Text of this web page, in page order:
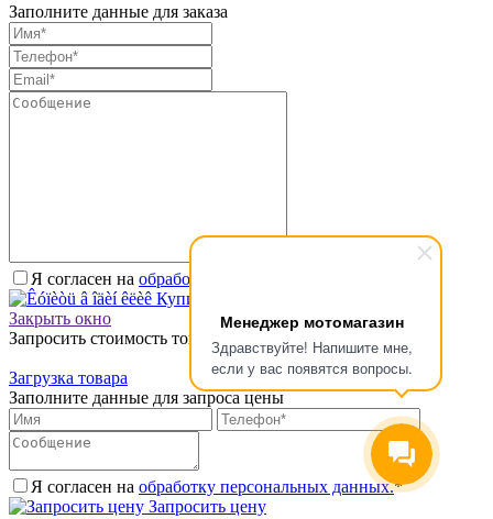
Менеджер мотомагазин
Здравствуйте! Напишите мне,
если у вас появятся вопросы.
Заполните данные для заказа
Я согласен на обработку персональных данных.
Купить в один клик
Закрыть окно
Запросить стоимость товара
Загрузка товара
Заполните данные для запроса цены
Я согласен на обработку персональных данных.*
Запросить цену